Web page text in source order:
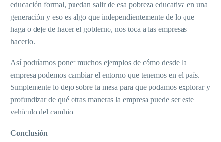
educación formal, puedan salir de esa pobreza educativa en una
generación y eso es algo que independientemente de lo que
haga o deje de hacer el gobierno, nos toca a las empresas
hacerlo.
Así podríamos poner muchos ejemplos de cómo desde la
empresa podemos cambiar el entorno que tenemos en el país.
Simplemente lo dejo sobre la mesa para que podamos explorar y
profundizar de qué otras maneras la empresa puede ser este
vehículo del cambio
Conclusión